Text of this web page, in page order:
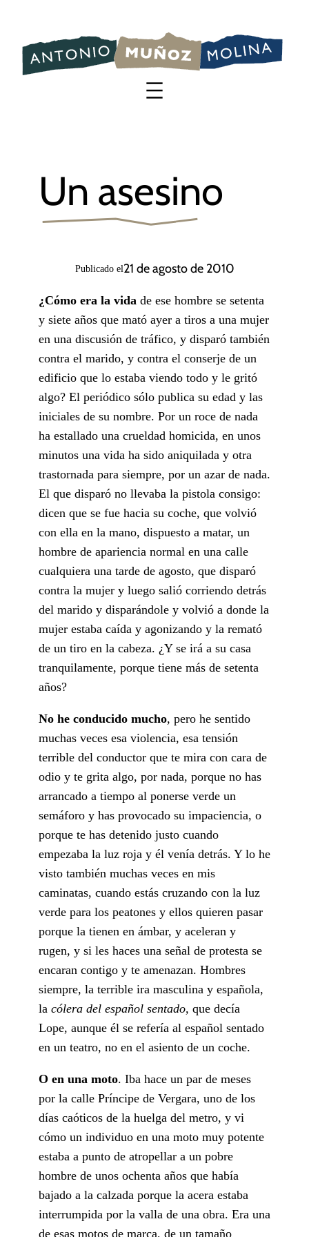
contenido
Un asesino
Publicado el21 de agosto de 2010
¿Cómo era la vida de ese hombre se setenta
y siete años que mató ayer a tiros a una mujer
en una discusión de tráfico, y disparó también
contra el marido, y contra el conserje de un
edificio que lo estaba viendo todo y le gritó
algo? El periódico sólo publica su edad y las
iniciales de su nombre. Por un roce de nada
ha estallado una crueldad homicida, en unos
minutos una vida ha sido aniquilada y otra
trastornada para siempre, por un azar de nada.
El que disparó no llevaba la pistola consigo:
dicen que se fue hacia su coche, que volvió
con ella en la mano, dispuesto a matar, un
hombre de apariencia normal en una calle
cualquiera una tarde de agosto, que disparó
contra la mujer y luego salió corriendo detrás
del marido y disparándole y volvió a donde la
mujer estaba caída y agonizando y la remató
de un tiro en la cabeza. ¿Y se irá a su casa
tranquilamente, porque tiene más de setenta
años?
No he conducido mucho, pero he sentido
muchas veces esa violencia, esa tensión
terrible del conductor que te mira con cara de
odio y te grita algo, por nada, porque no has
arrancado a tiempo al ponerse verde un
semáforo y has provocado su impaciencia, o
porque te has detenido justo cuando
empezaba la luz roja y él venía detrás. Y lo he
visto también muchas veces en mis
caminatas, cuando estás cruzando con la luz
verde para los peatones y ellos quieren pasar
porque la tienen en ámbar, y aceleran y
rugen, y si les haces una señal de protesta se
encaran contigo y te amenazan. Hombres
siempre, la terrible ira masculina y española,
la cólera del español sentado, que decía
Lope, aunque él se refería al español sentado
en un teatro, no en el asiento de un coche.
O en una moto. Iba hace un par de meses
por la calle Príncipe de Vergara, uno de los
días caóticos de la huelga del metro, y vi
cómo un individuo en una moto muy potente
estaba a punto de atropellar a un pobre
hombre de unos ochenta años que había
bajado a la calzada porque la acera estaba
interrumpida por la valla de una obra. Era una
de esas motos de marca, de un tamaño